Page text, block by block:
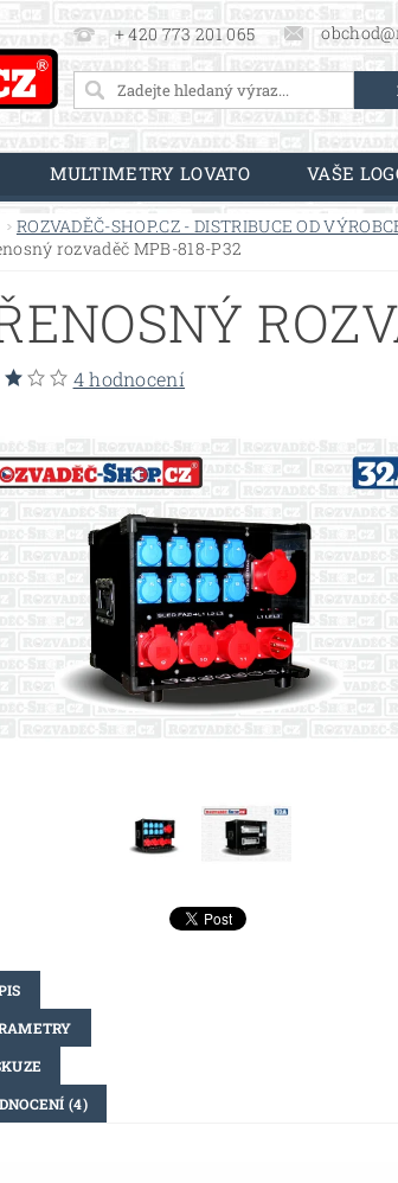
+ 420 773 201 065
MULTIMETRY LOVATO VAŠE
ROZVADĚČ-SHOP.CZ - DISTRIBUCE OD
rozvaděč MPB-818-P32
4 hodnocení
(4)